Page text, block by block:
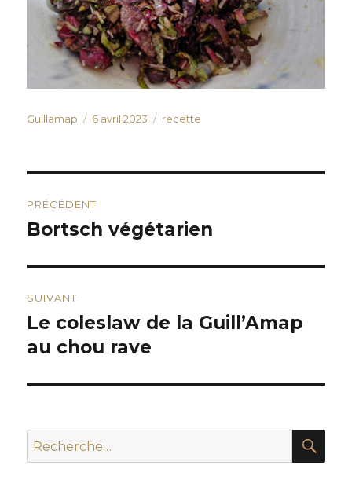
Auteur
Guillamap
Publié
6 avril 2023 Catégories
recette
de
PRÉCÉDENT
Publication
Bortsch végétarien
SUIVANT
Publication
suivante :
Le coleslaw de la Guill’Amap
au chou rave
Recherche
pour :